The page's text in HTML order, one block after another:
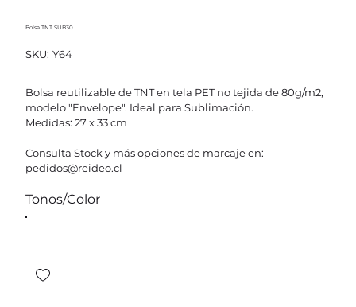
Bolsa TNT SUB30
SKU: SKU
Y64
Y64
Bolsa reutilizable de TNT en tela PET no tejida de 80g/m2,
modelo "Envelope". Ideal para Sublimación.
Medidas: 27 x 33 cm
Consulta Stock y más opciones de marcaje en:
pedidos@reideo.cl
Tonos/Color